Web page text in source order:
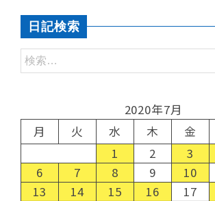
日記検索
2020年7月
月
火 水 木 金
1
2 3
6
7 8 9 10
13
14 15 16 17